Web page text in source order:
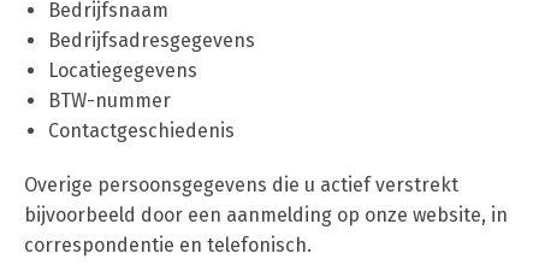
Bedrijfsnaam
Bedrijfsadresgegevens
Locatiegegevens
BTW-nummer
Contactgeschiedenis
Overige persoonsgegevens die u actief verstrekt
bijvoorbeeld door een aanmelding op onze website, in
correspondentie en telefonisch.